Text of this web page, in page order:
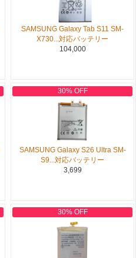
SAMSUNG Galaxy Tab S11 SM-
X730...対応バッテリー
104,000
30% OFF
SAMSUNG Galaxy S26 Ultra SM-
S9...対応バッテリー
3,699
30% OFF